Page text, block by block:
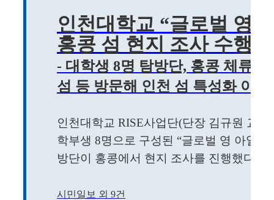
인천대학교 “글로벌 영
홍콩 섬 현지 조사 수행
- 대학생 8명 탐방단, 홍콩 체류
섬 등 방문해 인천 섬 특성화 아
인천대학교 RISE사업단(단장 김규원 교
학부생 8명으로 구성된 “글로벌 영 아일랜
방단이 홍콩에서 현지 조사를 진행했다고
시민일보 외 9건